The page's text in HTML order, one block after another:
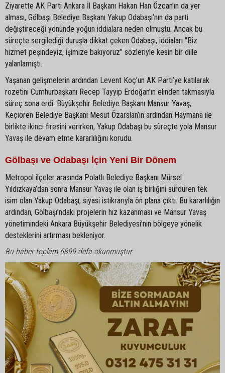
Ziyarette AK Parti Ankara İl Başkanı Hakan Han Özcan’ın da yer
alması, Gölbaşı Belediye Başkanı Yakup Odabaşı’nın da parti
değiştireceği yönünde yoğun iddialara neden olmuştu. Ancak bu
süreçte sergilediği duruşla dikkat çeken Odabaşı, iddiaları "Biz
hizmet peşindeyiz, işimize bakıyoruz" sözleriyle kesin bir dille
yalanlamıştı.
Yaşanan gelişmelerin ardından Levent Koç’un AK Parti’ye katılarak
rozetini Cumhurbaşkanı Recep Tayyip Erdoğan’ın elinden takmasıyla
süreç sona erdi. Büyükşehir Belediye Başkanı Mansur Yavaş,
Keçiören Belediye Başkanı Mesut Özarslan’ın ardından Haymana ile
birlikte ikinci firesini verirken, Yakup Odabaşı bu süreçte yola Mansur
Yavaş ile devam etme kararlılığını korudu.
Gölbaşı ve Odabaşı İçin Yeni Bir Dönem
Metropol ilçeler arasında Polatlı Belediye Başkanı Mürsel
Yıldızkaya’dan sonra Mansur Yavaş ile olan iş birliğini sürdüren tek
isim olan Yakup Odabaşı, siyasi istikrarıyla ön plana çıktı. Bu kararlılığın
ardından, Gölbaşı’ndaki projelerin hız kazanması ve Mansur Yavaş
yönetimindeki Ankara Büyükşehir Belediyesi’nin bölgeye yönelik
desteklerini artırması bekleniyor.
Bu haber toplam 6899 defa okunmuştur